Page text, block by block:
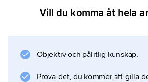
Information om artikeln
Vill du komma åt hela
Objektiv och pålitlig kunskap.
Prova det, du kommer att gilla